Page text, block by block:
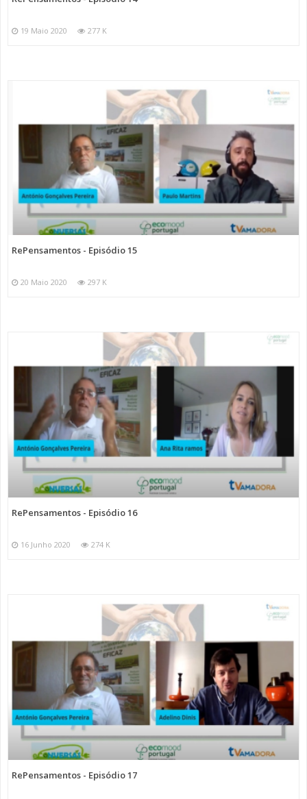
19 Maio 2020 277 K
RePensamentos - Episódio 15
20 Maio 2020 297 K
RePensamentos - Episódio 16
16 Junho 2020 274 K
RePensamentos - Episódio 17